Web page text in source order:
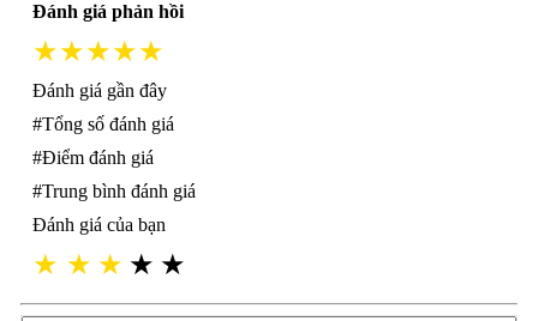
Đánh giá phản hồi
★★★★★
Đánh giá gần đây
#Tổng số đánh giá
#Điểm đánh giá
#Trung bình đánh giá
Đánh giá của bạn
★ ★ ★ ★ ★